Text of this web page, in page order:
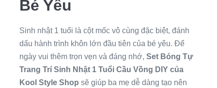
Bé Yêu
Sinh nhật 1 tuổi là cột mốc vô cùng đặc biệt, đánh
dấu hành trình khôn lớn đầu tiên của bé yêu. Để
ngày vui thêm trọn vẹn và đáng nhớ, Set Bóng Tự
Trang Trí Sinh Nhật 1 Tuổi Cầu Vồng DIY của
Kool Style Shop sẽ giúp ba mẹ dễ dàng tạo nên